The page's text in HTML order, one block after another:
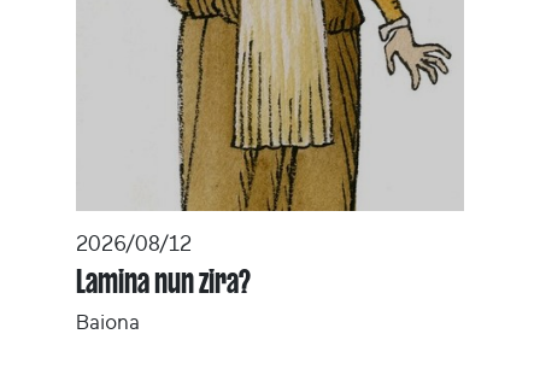
2026/08/12
Lamina nun zira?
Baiona